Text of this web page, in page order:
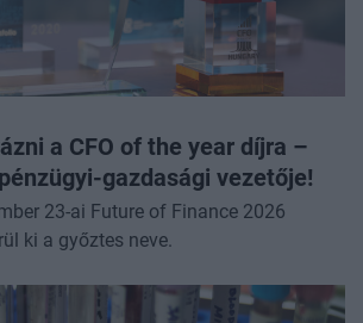
a CFO of the year díjra –
gazdasági vezetője!
23-ai Future of Finance 2026
ki a győztes neve.